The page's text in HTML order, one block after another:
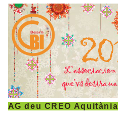
AG deu CREO Aquitània